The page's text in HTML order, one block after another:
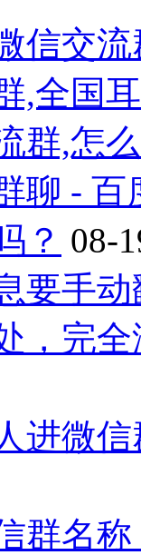
信交
,全国
群,怎
聊 -
？ 08-
要手
，完
进微
群名